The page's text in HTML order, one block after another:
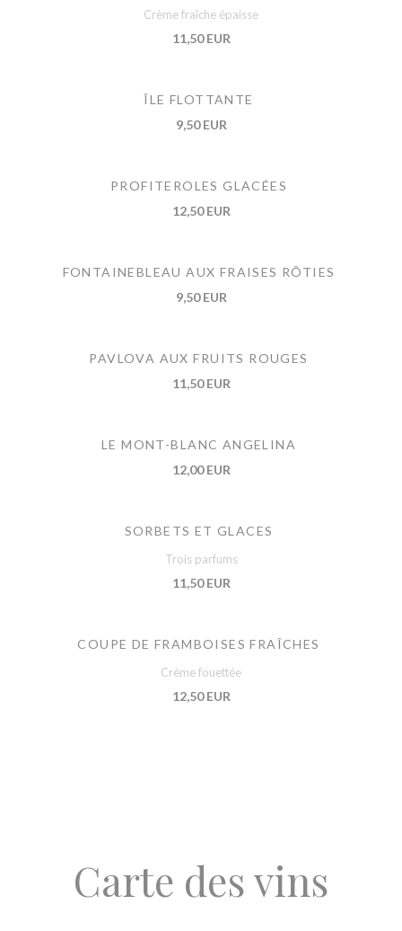
Crème fraîche épaisse
11,50 EUR
ÎLE FLOTTANTE
9,50 EUR
PROFITEROLES GLACÉES
12,50 EUR
FONTAINEBLEAU AUX FRAISES RÔTIES
9,50 EUR
PAVLOVA AUX FRUITS ROUGES
11,50 EUR
LE MONT-BLANC ANGELINA
12,00 EUR
SORBETS ET GLACES
Trois parfums
11,50 EUR
COUPE DE FRAMBOISES FRAÎCHES
Crème fouettée
12,50 EUR
Carte des vins